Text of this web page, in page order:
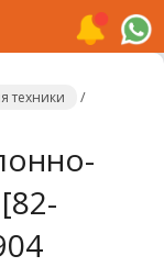
техники
/